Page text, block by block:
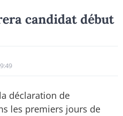
candidat début
déclaration de
les premiers jours de